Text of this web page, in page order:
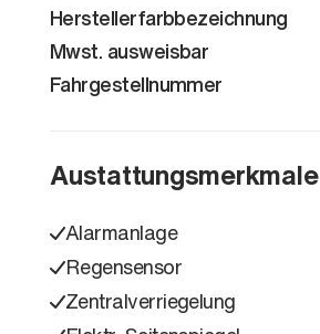
Herstellerfarbbezeichnung
Mwst. ausweisbar
Fahrgestellnummer
Austattungsmerkmale
Alarmanlage
Regensensor
Zentralverriegelung